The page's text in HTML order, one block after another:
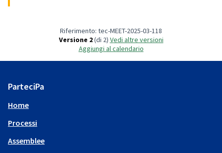
Riferimento: tec-MEET-2025-03-118
Versione 2(di 2) vedi altre versioni
Aggiungi al calendario
ParteciPa
Home
Processi
Assemblee